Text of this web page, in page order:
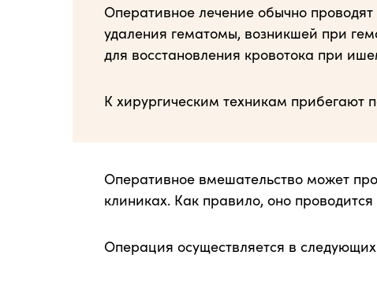
Оперативное лечение обычно проводят
удаления гематомы, возникшей при
для восстановления кровотока при
К хирургическим техникам прибегают
Оперативное вмешательство может
клиниках. Как правило, оно проводится
Операция осуществляется в следующих